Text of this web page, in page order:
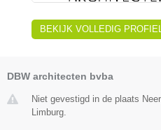
BEKIJK VOLLEDIG
DBW architecten bvba
Niet gevestigd in de plaats
Limburg.